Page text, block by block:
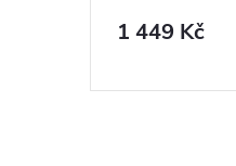
1 449 Kč